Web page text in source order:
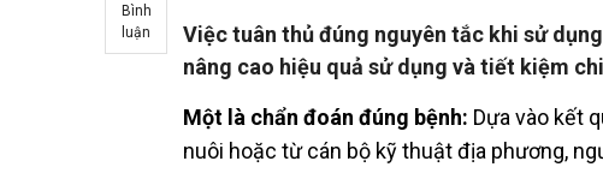
Bình
luận
Việc tuân thủ đúng nguyên tắc khi sử
nâng cao hiệu quả sử dụng và tiết kiệm
Một là chẩn đoán đúng bệnh: Dựa vào kết
nuôi hoặc từ cán bộ kỹ thuật địa phương,